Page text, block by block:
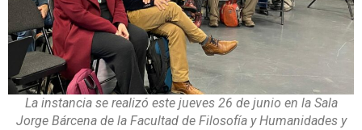
La instancia se realizó este jueves 26 de junio en la Sala
Jorge Bárcena de la Facultad de Filosofía y Humanidades y